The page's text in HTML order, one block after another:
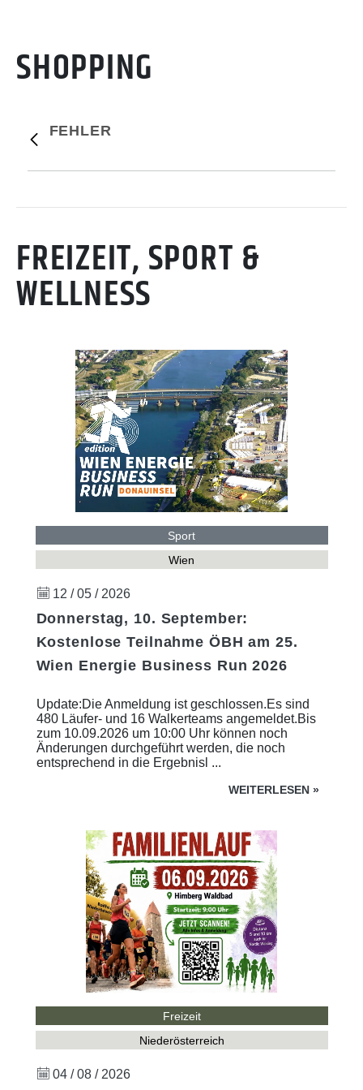
SHOPPING
FEHLER
FREIZEIT, SPORT &
WELLNESS
Sport
Wien
12 / 05 / 2026
Donnerstag, 10. September:
Kostenlose Teilnahme ÖBH am 25.
Wien Energie Business Run 2026
Update:Die Anmeldung ist geschlossen.Es sind
480 Läufer- und 16 Walkerteams angemeldet.Bis
zum 10.09.2026 um 10:00 Uhr können noch
Änderungen durchgeführt werden, die noch
entsprechend in die Ergebnisl ...
WEITERLESEN »
Freizeit
Niederösterreich
04 / 08 / 2026